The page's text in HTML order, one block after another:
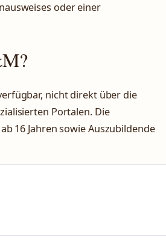
oder einer
nicht direkt über die
Portalen. Die
16 Jahren sowie Auszubildende